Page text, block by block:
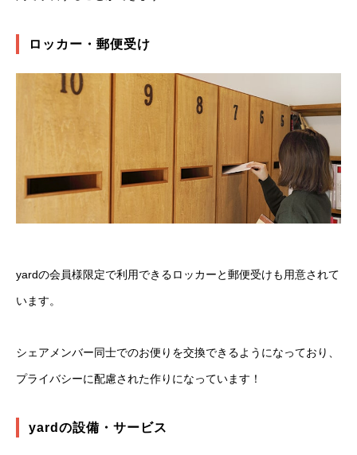
ロッカー・郵便受け
yardの会員様限定で利用できるロッカーと郵便受けも用意されて
います。
シェアメンバー同士でのお便りを交換できるようになっており、
プライバシーに配慮された作りになっています！
yardの設備・サービス